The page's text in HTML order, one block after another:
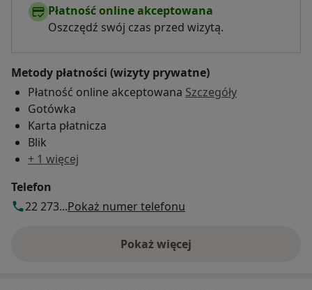
Płatność online akceptowana
Oszczędź swój czas przed wizytą.
Metody płatności (wizyty prywatne)
Płatność online akceptowana Szczegóły
Gotówka
Karta płatnicza
Blik
+ 1 więcej
Telefon
22 273...Pokaż numer telefonu
Pokaż więcej
o adresie